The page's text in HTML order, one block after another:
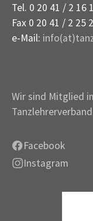
Tel. 0 20 41 / 2 16
Fax 0 20 41 / 2 25
e-Mail:
Wir sind Mitglied
Tanzlehrerverband
Facebook
Instagram